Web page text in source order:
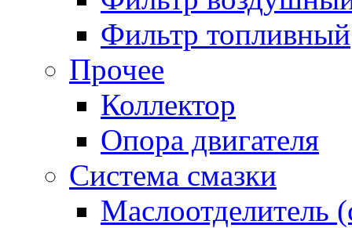
Фильтр топливный
Прочее
Коллектор
Опора двигателя
Система смазки
Маслоотделитель